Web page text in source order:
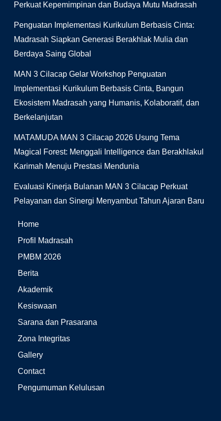
Perkuat Kepemimpinan dan Budaya Mutu Madrasah
Penguatan Implementasi Kurikulum Berbasis Cinta:
Madrasah Siapkan Generasi Berakhlak Mulia dan
Berdaya Saing Global
MAN 3 Cilacap Gelar Workshop Penguatan
Implementasi Kurikulum Berbasis Cinta, Bangun
Ekosistem Madrasah yang Humanis, Kolaboratif, dan
Berkelanjutan
MATAMUDA MAN 3 Cilacap 2026 Usung Tema
Magical Forest: Menggali Intelligence dan Berakhlakul
Karimah Menuju Prestasi Mendunia
Evaluasi Kinerja Bulanan MAN 3 Cilacap Perkuat
Pelayanan dan Sinergi Menyambut Tahun Ajaran Baru
Home
Profil Madrasah
PMBM 2026
Berita
Akademik
Kesiswaan
Sarana dan Prasarana
Zona Integritas
Gallery
Contact
Pengumuman Kelulusan